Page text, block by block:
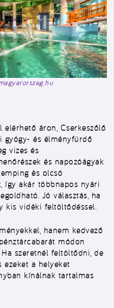
áron, Cserkeszőlő
gyógy- és élményfürdő
vizes és
és napozóágyak
és olcsó
így akár többnapos nyári
Jó választás, ha
kis vidéki feltöltődéssel.
hanem kedvező
módon
szeretnél feltöltődni, de
ezeket a helyeket
kínálnak tartalmas